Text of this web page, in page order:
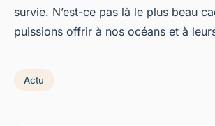
survie. N’est-ce pas là le plus beau
puissions offrir à nos océans et à
Actu